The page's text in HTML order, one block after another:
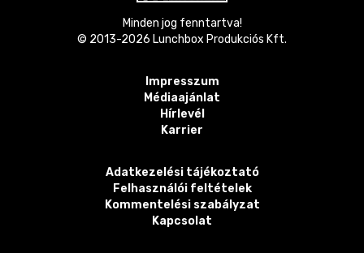
Minden jog fenntartva!
© 2013-2026 Lunchbox Produkciós Kft.
Impresszum
Médiaajánlat
Hírlevél
Karrier
Adatkezelési tájékoztató
Felhasználói feltételek
Kommentelési szabályzat
Kapcsolat